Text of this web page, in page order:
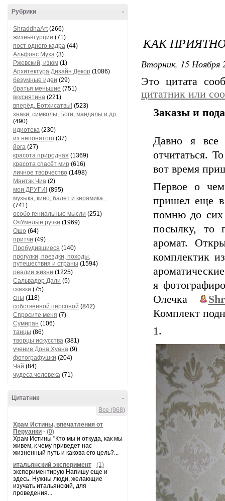
-
Рубрики
ShraddhaArt(266)
жизньвтурции (71)
пост одного кадра (44)
Альфонс Муха (3)
Ржевский, изюм (1)
Архитектура Дизайн Декор (1086)
безумные идеи (29)
братья меньшие (751)
вкуснятина (221)
вперёд, Ботхисатвы! (523)
знаки, символы, Боги, мандалы и др.
(490)
идиотека (230)
из непонятого (37)
йога (27)
красота природная (1369)
красота спасёт мир (616)
личное творчество (1498)
Мантэк Чиа (2)
мои ДРУГИ! (895)
музыка, кино, балет и керамика...
(741)
особо гениальные мысли (251)
ОчУмелые ручки (1969)
Ошо (64)
притчи (49)
Пробудившиеся (140)
прогулки, поездки, походы,
путешествия и страны (1594)
реалии жизни (1225)
Сальвадор Дали (5)
сказки (75)
сны (118)
собственной персоной (842)
Спросите меня (7)
Сумиран (106)
танцы (86)
творцы искусства (381)
учение Дона Хуана (9)
фотографушки (204)
Чай (84)
чудеса человека (71)
-
Цитатник
Все (968)
Храм Истины, впечатления от
Перуанки - (0)
Храм Истины "Кто мы и откуда, как мы
живем, к чему приведет нас
жизненный путь и какова его цель?...
итальянский эксперимент - (1)
экспериментирую Напишу еще и
здесь. Нужны люди, желающие
изучать итальянский, для
проведения...
КАК
Вторник, 15 Ноября
Это цитата
цитатник или
Заказы и
Давно я все
отчитаться.
вот время
Первое о
пришел еще в
помню до сих
посылку, то
аромат.
комплектик
я
Олечка
Комплект
1.